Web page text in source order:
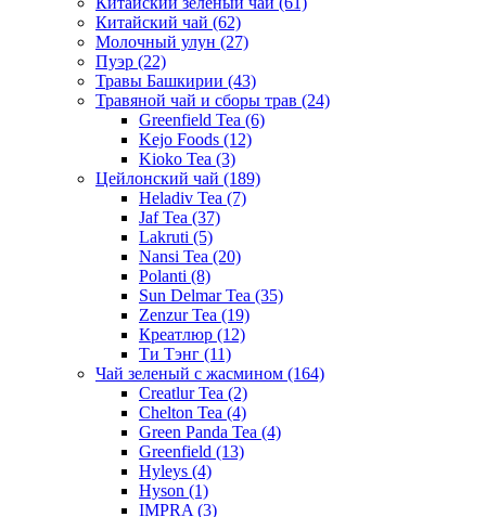
Китайский чай (62)
Молочный улун (27)
Пуэр (22)
Травы Башкирии (43)
Травяной чай и сборы трав (24)
Greenfield Tea (6)
Kejo Foods (12)
Kioko Tea (3)
Цейлонский чай (189)
Heladiv Tea (7)
Jaf Tea (37)
Lakruti (5)
Nansi Tea (20)
Polanti (8)
Sun Delmar Tea (35)
Zenzur Tea (19)
Креатлюр (12)
Ти Тэнг (11)
Чай зеленый с жасмином (164)
Creatlur Tea (2)
Chelton Tea (4)
Green Panda Tea (4)
Greenfield (13)
Hyleys (4)
Hyson (1)
IMPRA (3)